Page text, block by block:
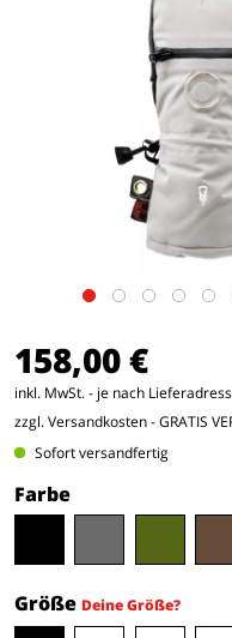
158,00 €
inkl. MwSt. - je nach
zzgl. Versandkosten- GRATIS
Sofort versandfertig
Farbe
Größe Deine Größe?